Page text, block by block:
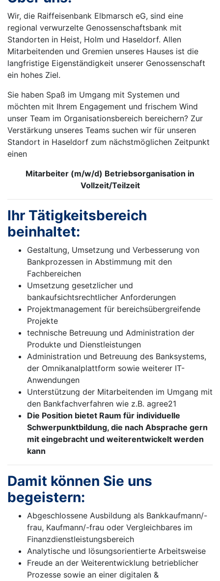
Wir, die Raiffeisenbank Elbmarsch eG, sind eine
regional verwurzelte Genossenschaftsbank mit
Standorten in Heist, Holm und Haseldorf. Allen
Mitarbeitenden und Gremien unseres Hauses ist die
langfristige Eigenständigkeit unserer Genossenschaft
ein hohes Ziel.
Sie haben Spaß im Umgang mit Systemen und
möchten mit Ihrem Engagement und frischem Wind
unser Team im Organisationsbereich bereichern? Zur
Verstärkung unseres Teams suchen wir für unseren
Standort in Haseldorf zum nächstmöglichen Zeitpunkt
einen
Mitarbeiter (m/w/d) Betriebsorganisation in
Vollzeit/Teilzeit
Ihr Tätigkeitsbereich
beinhaltet:
Gestaltung, Umsetzung und Verbesserung von
Bankprozessen in Abstimmung mit den
Fachbereichen
Umsetzung gesetzlicher und
bankaufsichtsrechtlicher Anforderungen
Projektmanagement für bereichsübergreifende
Projekte
technische Betreuung und Administration der
Produkte und Dienstleistungen
Administration und Betreuung des Banksystems,
der Omnikanalplattform sowie weiterer IT-
Anwendungen
Unterstützung der Mitarbeitenden im Umgang mit
den Bankfachverfahren wie z.B. agree21
Die Position bietet Raum für individuelle
Schwerpunktbildung, die nach Absprache gern
mit eingebracht und weiterentwickelt werden
kann
Damit können Sie uns
begeistern:
Abgeschlossene Ausbildung als Bankkaufmann/-
frau, Kaufmann/-frau oder Vergleichbares im
Finanzdienstleistungsbereich
Analytische und lösungsorientierte Arbeitsweise
Freude an der Weiterentwicklung betrieblicher
Prozesse sowie an einer digitalen &